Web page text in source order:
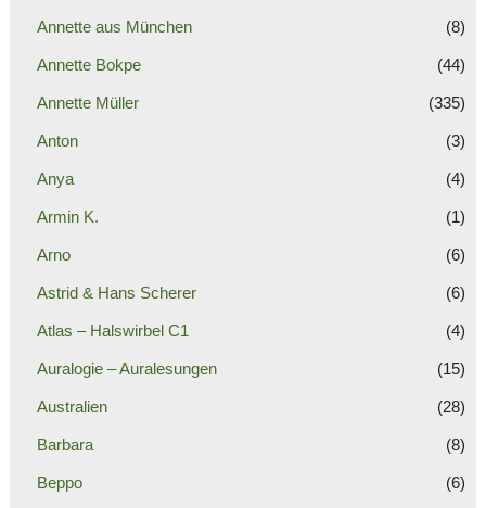
Annette aus München (8)
Annette Bokpe (44)
Annette Müller (335)
Anton (3)
Anya (4)
Armin K. (1)
Arno (6)
Astrid & Hans Scherer (6)
Atlas – Halswirbel C1 (4)
Auralogie – Auralesungen (15)
Australien (28)
Barbara (8)
Beppo (6)